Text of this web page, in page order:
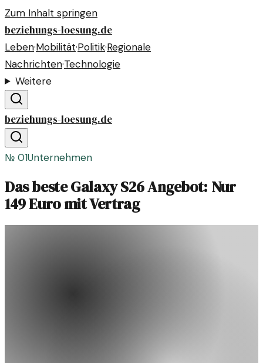
Zum Inhalt springen
beziehungs-loesung.de
Leben·Mobilität·Politik·Regionale
Nachrichten·Technologie
Weitere
beziehungs-loesung.de
№ 01Unternehmen
Das beste Galaxy S26 Angebot: Nur
149 Euro mit Vertrag